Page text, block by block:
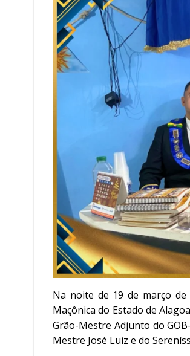
Na noite de 19 de março de
Maçônica do Estado de
Grão-Mestre Adjunto do
Mestre José Luiz e do